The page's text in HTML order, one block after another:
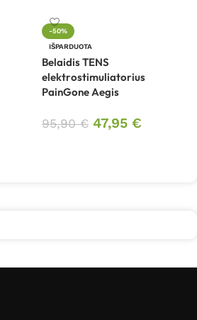
-50%
IŠPARDUOTA
Belaidis TENS
elektrostimuliatorius
PainGone Aegis
95,90€ 47,95 €